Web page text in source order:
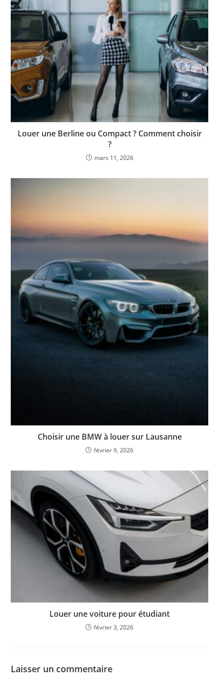
Louer une Berline ou Compact ? Comment choisir
?
mars 11, 2026
Choisir une BMW à louer sur Lausanne
février 9, 2026
Louer une voiture pour étudiant
février 3, 2026
Laisser un commentaire